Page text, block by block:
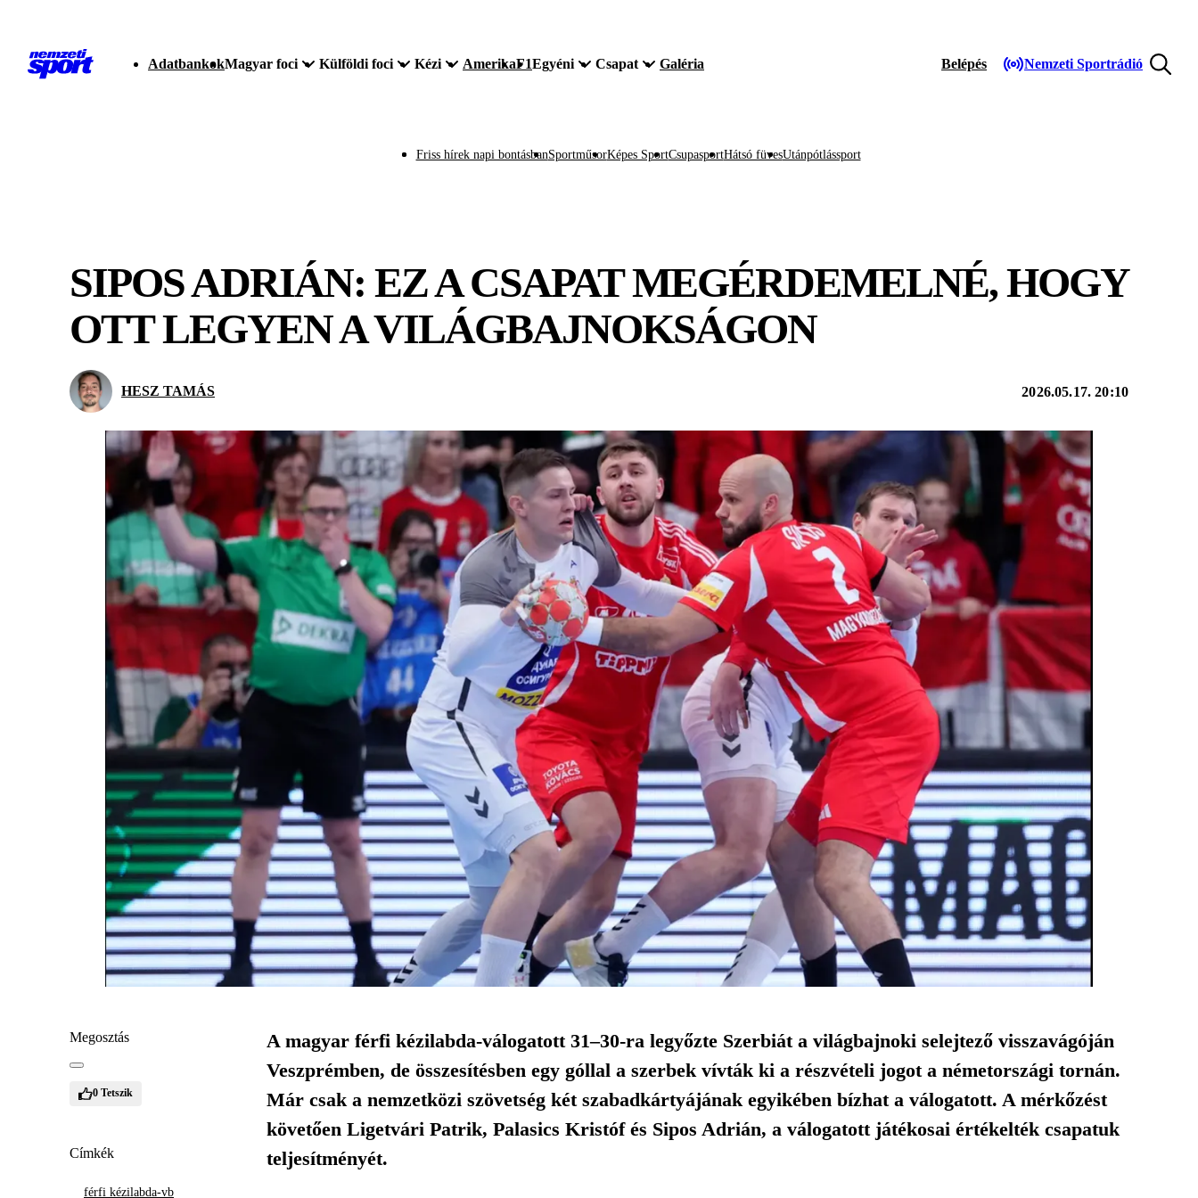
AdatbankokMagyar foci Külföldi foci Kézi AmerikaF1Egyéni Csapat Galéria Belépés Nemzeti Sportrádió
Friss hírek napi bontásbanSportműsorKépes SportCsupasportHátsó füvesUtánpótlássport
SIPOS ADRIÁN: EZ A CSAPAT MEGÉRDEMELNÉ, HOGY
OTT LEGYEN A VILÁGBAJNOKSÁGON
HESZ TAMÁS 2026.05.17. 20:10
Megosztás
0 Tetszik
Címkék
férfi kézilabda-vb
A magyar férfi kézilabda-válogatott 31–30-ra legyőzte Szerbiát a világbajnoki selejtező visszavágóján
Veszprémben, de összesítésben egy góllal a szerbek vívták ki a részvételi jogot a németországi tornán.
Már csak a nemzetközi szövetség két szabadkártyájának egyikében bízhat a válogatott. A mérkőzést
követően Ligetvári Patrik, Palasics Kristóf és Sipos Adrián, a válogatott játékosai értékelték csapatuk
teljesítményét.